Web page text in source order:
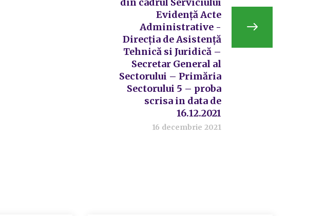
Evidență Acte
Administrative -
Direcția de Asistență
Tehnică si Juridică –
Secretar General al
Sectorului – Primăria
Sectorului 5 – proba
scrisa in data de
16.12.2021
16 decembrie 2021